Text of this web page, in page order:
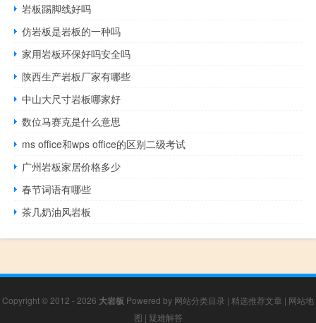
什么是排比
“谏书上文石”的出处是哪里
索爱k550c评测（索爱k550）
宁波进口岩板茶几厂家
汕尾天然岩板订制价格多少
岩板踢脚线好吗
仿岩板是岩板的一种吗
家用岩板环保好吗安全吗
陕西生产岩板厂家有哪些
中山大尺寸岩板哪家好
数位马赛克是什么意思
ms office和wps office的区别二级考试
广州岩板家居价格多少
春节词语有哪些
茶几奶油风岩板
Copyright © 2012 - 2026 大岩板 Powered by 网站分类目录 | 精选推荐文章 | 网站地
图 | 疑难解答